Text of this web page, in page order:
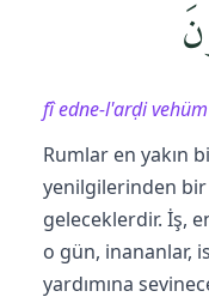
fî edne-l'arḍi
Rumlar en yakın
yenilgilerinden bir
geleceklerdir. İş,
o gün, inananlar,
yardımına